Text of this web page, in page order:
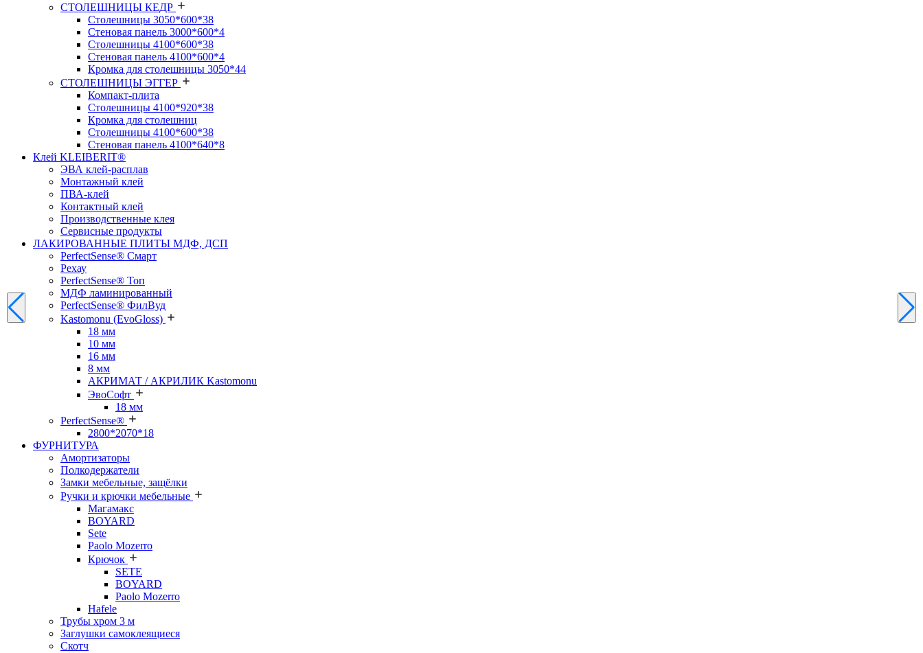
СТОЛЕШНИЦЫ КЕДР
Столешницы 3050*600*38
Стеновая панель 3000*600*4
Столешницы 4100*600*38
Стеновая панель 4100*600*4
Кромка для столешницы 3050*44
СТОЛЕШНИЦЫ ЭГГЕР
Компакт-плита
Столешницы 4100*920*38
Кромка для столешниц
Столешницы 4100*600*38
Стеновая панель 4100*640*8
Клей KLEIBERIT®
ЭВА клей-расплав
Монтажный клей
ПВА-клей
Контактный клей
Производственные клея
Сервисные продукты
ЛАКИРОВАННЫЕ ПЛИТЫ МДФ, ДСП
PerfectSense® Смарт
Рехау
PerfectSense® Топ
МДФ ламинированный
PerfectSense® ФилВуд
Kastomonu (EvoGloss)
18 мм
10 мм
16 мм
8 мм
АКРИМАТ / АКРИЛИК Kastomonu
ЭвоСофт
18 мм
PerfectSense®
2800*2070*18
ФУРНИТУРА
Амортизаторы
Полкодержатели
Замки мебельные, защёлки
Ручки и крючки мебельные
Магамакс
BOYARD
Sete
Paolo Mozerro
Крючок
SETE
BOYARD
Paolo Mozerro
Hafele
Трубы хром 3 м
Заглушки самоклеящиеся
Скотч